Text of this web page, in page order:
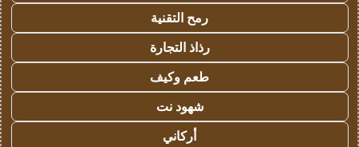
رمح التقنية
رذاذ التجارة
طعم وكيف
شهود نت
أركاني